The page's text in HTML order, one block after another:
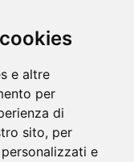
e altre
per
di
sito, per
e